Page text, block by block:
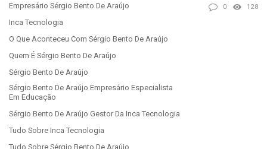
Empresário Sérgio Bento De Araújo
Inca Tecnologia
O Que Aconteceu Com Sérgio Bento De Araújo
Quem É Sérgio Bento De Araújo
Sérgio Bento De Araújo
Sérgio Bento De Araújo Empresário Especialista
Em Educação
Sérgio Bento De Araújo Gestor Da Inca Tecnologia
Tudo Sobre Inca Tecnologia
Tudo Sobre Sérgio Bento De Araújo
0 128